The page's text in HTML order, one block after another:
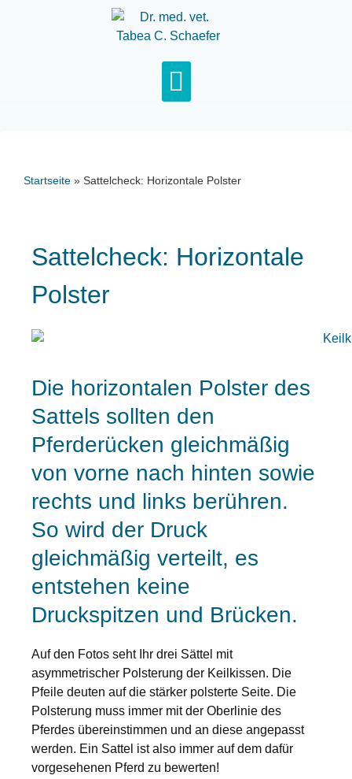
Startseite » Sattelcheck: Horizontale Polster
Sattelcheck: Horizontale
Polster
Die horizontalen Polster des
Sattels sollten den
Pferderücken gleichmäßig
von vorne nach hinten sowie
rechts und links berühren.
So wird der Druck
gleichmäßig verteilt, es
entstehen keine
Druckspitzen und Brücken.
Auf den Fotos seht Ihr drei Sättel mit
asymmetrischer Polsterung der Keilkissen. Die
Pfeile deuten auf die stärker polsterte Seite. Die
Polsterung muss immer mit der Oberlinie des
Pferdes übereinstimmen und an diese angepasst
werden. Ein Sattel ist also immer auf dem dafür
vorgesehenen Pferd zu bewerten!